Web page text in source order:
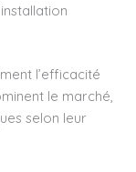
l’efficacité
le marché,
selon leur